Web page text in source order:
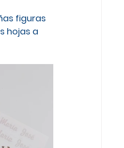
figuras
hojas a